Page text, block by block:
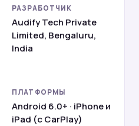
РАЗРАБОТЧИК
Audify Tech Private
Limited, Bengaluru,
India
ПЛАТФОРМЫ
Android 6.0+ · iPhone и
iPad (с CarPlay)